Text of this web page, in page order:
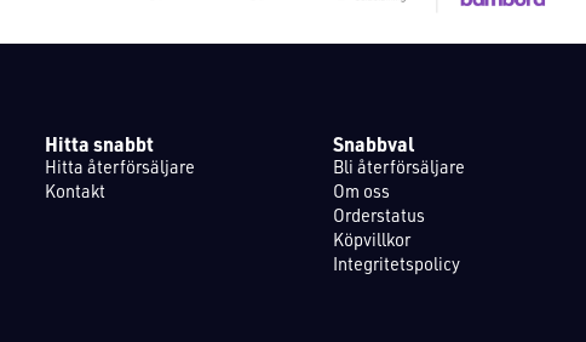
Hitta snabbt
Hitta återförsäljare
Kontakt
Snabbval
Bli återförsäljare
Om oss
Orderstatus
Köpvillkor
Integritetspolicy